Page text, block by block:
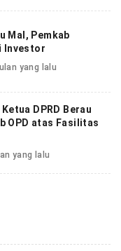
Mal, Pemkab
Investor
yang lalu
DPRD Berau
OPD atas Fasilitas
yang lalu